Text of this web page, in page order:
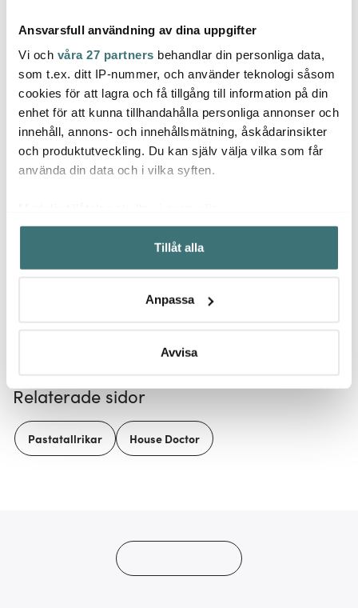
Ansvarsfull användning av dina uppgifter
Vi och våra 27 partners behandlar din personliga data,
som t.ex. ditt IP-nummer, och använder teknologi såsom
cookies för att lagra och få tillgång till information på din
enhet för att kunna tillhandahålla personliga annonser och
innehåll, annons- och innehållsmätning, åskådarinsikter
och produktutveckling. Du kan själv välja vilka som får
använda din data och i vilka syften.
Samla in information om din geografiska plats som
kan ha en noggrannhet på upp till flera meter
Identifiera din enhet genom att aktivt skanna den för
Ta reda på mer om hur dina personliga uppgifter
Du kan ändra eller dra tillbaka ditt samtycke när som
Vi använder cookies för att innehållet och annonserna
ska anpassas efter det som vi tror att du tycker om. Det
gör också att vi kan analysera vår trafik och göra
Tillåt alla
Anpassa
Avvisa
Maku Kitchen Life
Mandolin 16,5x37x15,5
cm svart
251 kr
Anders Petter
Signerat Skärbräda
36x23 cm Ek
429 kr
Låt dig inspireras av våra kunder
Relaterade sidor
Pastatallrikar House Doctor